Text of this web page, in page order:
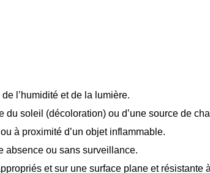
l’humidité et de la lumière.
soleil (décoloration) ou d’une source de
à proximité d’un objet inflammable.
absence ou sans surveillance.
et sur une surface plane et résistante